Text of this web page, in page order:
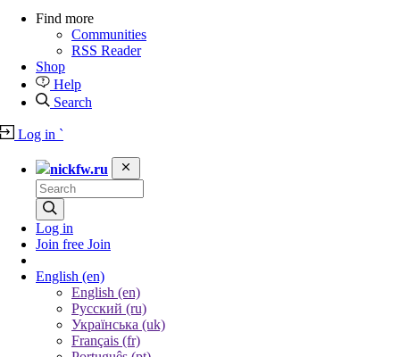
Find more
Communities
RSS Reader
Shop
Help
Search
Log in `
nickfw.ru
Log in
Join free Join
English (en)
English (en)
Русский (ru)
Українська (uk)
Français (fr)